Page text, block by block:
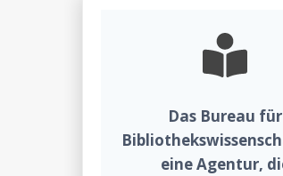
Das Bureau für
eine Agentur,